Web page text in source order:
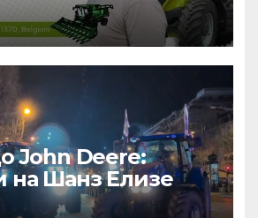
John Deere:
на Шанз Елизе